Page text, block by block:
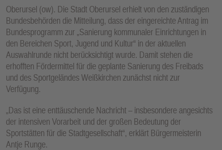
Oberursel (ow). Die Stadt Oberursel erhielt von den zuständigen
Bundesbehörden die Mitteilung, dass der eingereichte Antrag im
Bundesprogramm zur „Sanierung kommunaler Einrichtungen in
den Bereichen Sport, Jugend und Kultur“ in der aktuellen
Auswahlrunde nicht berücksichtigt wurde. Damit stehen die
erhofften Fördermittel für die geplante Sanierung des Freibads
und des Sportgeländes Weißkirchen zunächst nicht zur
Verfügung.
„Das ist eine enttäuschende Nachricht – insbesondere angesichts
der intensiven Vorarbeit und der großen Bedeutung der
Sportstätten für die Stadtgesellschaft“, erklärt Bürgermeisterin
Antje Runge.
F
U
N
K
TI
O
N
N